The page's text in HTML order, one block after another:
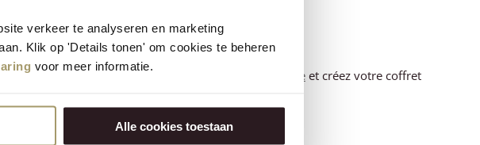
verkeer te analyseren en marketing
Klik op 'Details tonen' om cookies te beheren
voor meer informatie.
Alle cookies toestaan
et les papas épicuriens
fête des pères
favoris, ajoutez unebière artisanale moutardeet créez votre coffret
faire